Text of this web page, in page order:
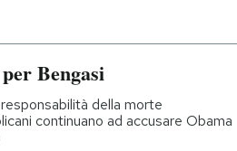
Bengasi
della morte
continuano ad accusare Obama